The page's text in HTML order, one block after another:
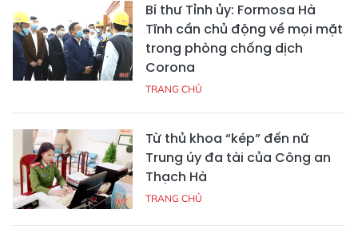
Bí thư Tỉnh ủy: Formosa Hà
Tĩnh cần chủ động về mọi mặt
trong phòng chống dịch
Corona
TRANG CHỦ
Từ thủ khoa “kép” đến nữ
Trung úy đa tài của Công an
Thạch Hà
TRANG CHỦ